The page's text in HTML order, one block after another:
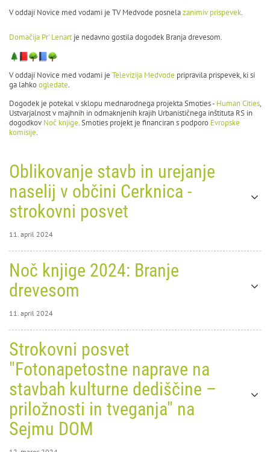
V oddaji Novice med vodami je TV Medvode posnelazanimiv prispevek.
Domačija Pr' Lenartje nedavno gostila dogodek Branja drevesom.
V oddaji Novice med vodami je Televizija Medvode pripravila prispevek, ki si
ga lahkoogledate.
Dogodek je potekal v sklopu mednarodnega projekta Smoties - Human Cities,
Ustvarjalnost v majhnih in odmaknjenih krajih Urbanističnega inštituta RS in
dogodkov Noč knjige. Smoties projekt je financiran s podporo Evropske
komisije.
Oblikovanje stavb in urejanje
naselij v občini Cerknica -
strokovni posvet
11. april 2024
Oblikovanje stavb in urejanje
naselij v občini Cerknica -
strokovni posvet
Noč knjige 2024: Branje
drevesom
11. april 2024
Noč
knjige
Strokovni posvet
"Fotonapetostne naprave na
stavbah kulturne dediščine –
priložnosti in tveganja" na
Sejmu DOM